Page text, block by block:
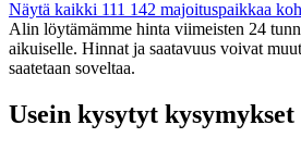
Näytä kaikki 111 142 majoituspaikkaa
Alin löytämämme hinta viimeisten 24
aikuiselle. Hinnat ja saatavuus voivat
saatetaan soveltaa.
Usein kysytyt kysymykset